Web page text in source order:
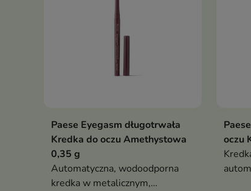
Paese Eyegasm długotrwała
Kredka do oczu Amethystowa
0,35 g
Automatyczna, wodoodporna
kredka w metalicznym,
oczu